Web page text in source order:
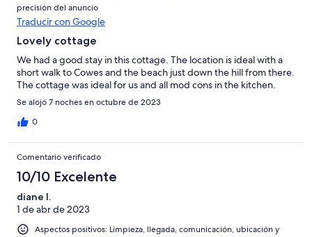
precisión del anuncio
Traducir con Google
Lovely cottage
We had a good stay in this cottage. The location is ideal with a
short walk to Cowes and the beach just down the hill from there.
The cottage was ideal for us and all mod cons in the kitchen.
Se alojó 7 noches en octubre de 2023
0
Comentario verificado
10/10 Excelente
diane l.
1 de abr de 2023
Aspectos positivos: Limpieza, llegada, comunicación, ubicación y